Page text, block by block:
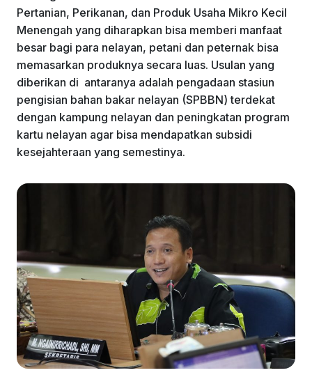
Pertanian, Perikanan, dan Produk Usaha Mikro Kecil
Menengah yang diharapkan bisa memberi manfaat
besar bagi para nelayan, petani dan peternak bisa
memasarkan produknya secara luas. Usulan yang
diberikan di antaranya adalah pengadaan stasiun
pengisian bahan bakar nelayan (SPBBN) terdekat
dengan kampung nelayan dan peningkatan program
kartu nelayan agar bisa mendapatkan subsidi
kesejahteraan yang semestinya.